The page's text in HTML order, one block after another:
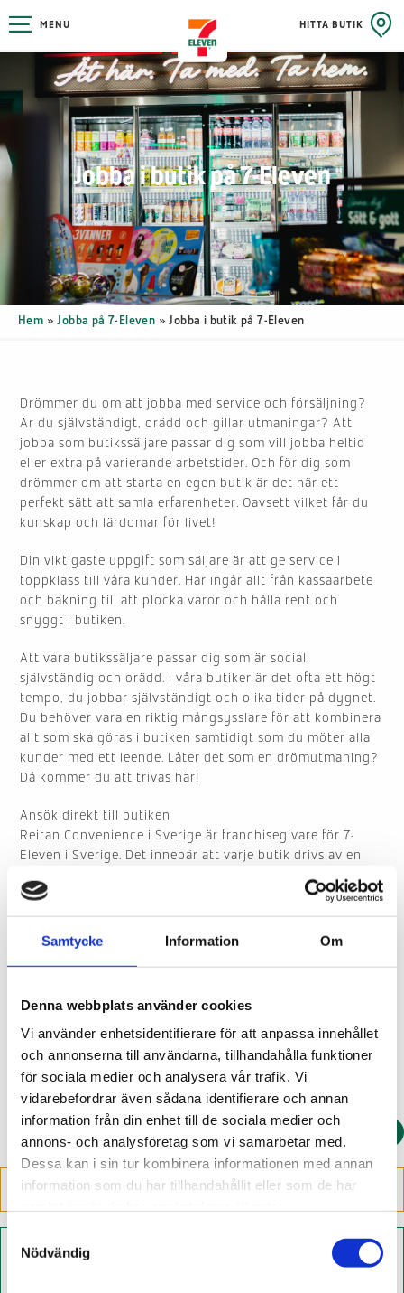
Samtycke Information Om
Denna webbplats använder cookies
Vi använder enhetsidentifierare för att anpassa innehållet
och annonserna till användarna, tillhandahålla funktioner
för sociala medier och analysera vår trafik. Vi
vidarebefordrar även sådana identifierare och annan
information från din enhet till de sociala medier och
annons- och analysföretag som vi samarbetar med.
Dessa kan i sin tur kombinera informationen med annan
information som du har tillhandahållit eller som de har
Nödvändig
MENU HITTA BUTIK
Jobba i butik på 7-Eleven
Hem »Jobba på 7-Eleven »Jobba i butik på 7-Eleven
Drömmer du om att jobba med service och försäljning?
Är du självständigt, orädd och gillar utmaningar? Att
jobba som butikssäljare passar dig som vill jobba heltid
eller extra på varierande arbetstider. Och för dig som
drömmer om att starta en egen butik är det här ett
perfekt sätt att samla erfarenheter. Oavsett vilket får du
kunskap och lärdomar för livet!
Din viktigaste uppgift som säljare är att ge service i
toppklass till våra kunder. Här ingår allt från kassaarbete
och bakning till att plocka varor och hålla rent och
snyggt i butiken.
Att vara butikssäljare passar dig som är social,
självständig och orädd. I våra butiker är det ofta ett högt
tempo, du jobbar självständigt och olika tider på dygnet.
Du behöver vara en riktig mångsysslare för att kombinera
allt som ska göras i butiken samtidigt som du möter alla
kunder med ett leende. Låter det som en drömutmaning?
Då kommer du att trivas här!
Ansök direkt till butiken
Reitan Convenience i Sverige är franchisegivare för 7-
Eleven i Sverige. Det innebär att varje butik drivs av en
egenföretagare, en så kallade franchisetagare, som själv
ansvarar för att rekrytera medarbetare till sin butik. Det
är franchisetagarens aktiebolag som blir din arbetsgivare
vid en anställning.
som annonsen gäller. Reitan Convenience i Sveriges
servicekontor kan inte på svara på frågor som gäller
butikstjänsterna.